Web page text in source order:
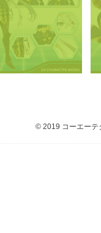
© 2019 コーエーテ